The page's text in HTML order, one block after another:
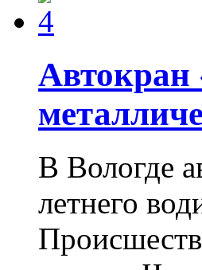
Автокран
В Вологде
летнего